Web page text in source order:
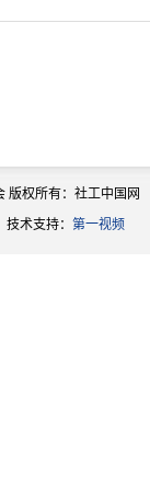
版权所有：社工中国网
支持： 第一视频